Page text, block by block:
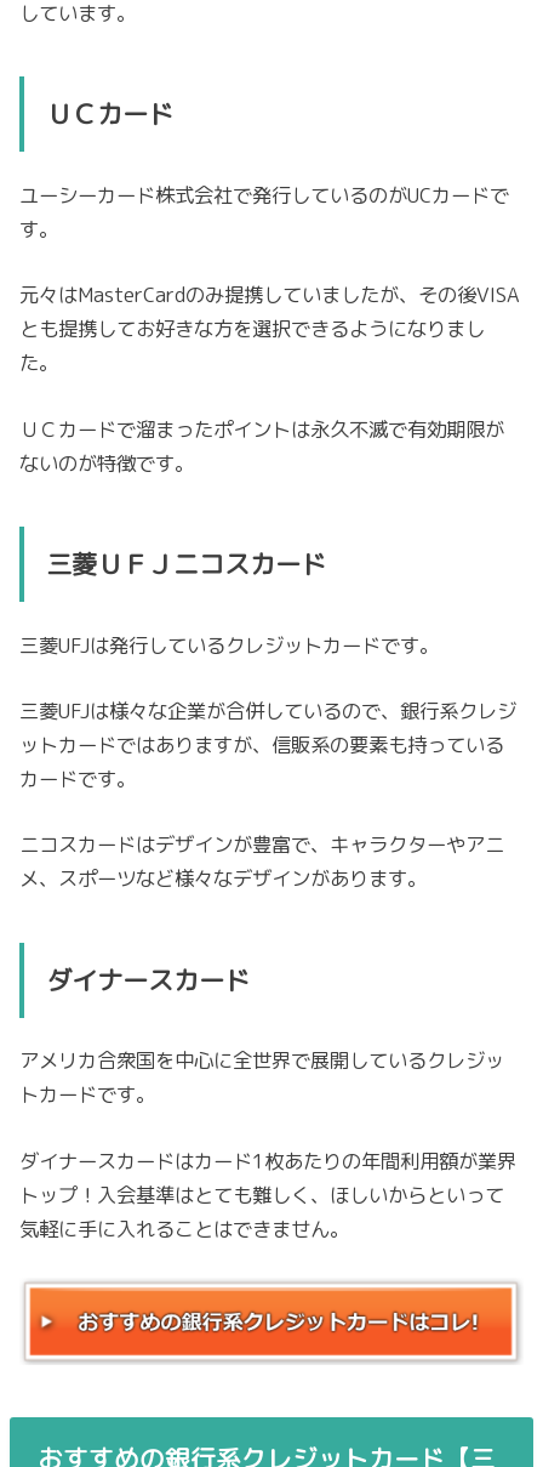
しています。
ＵＣカード
ユーシーカード株式会社で発行しているのがUCカードで
す。
元々はMasterCardのみ提携していましたが、その後VISA
とも提携してお好きな方を選択できるようになりまし
た。
ＵＣカードで溜まったポイントは永久不滅で有効期限が
ないのが特徴です。
三菱ＵＦＪニコスカード
三菱UFJは発行しているクレジットカードです。
三菱UFJは様々な企業が合併しているので、銀行系クレジ
ットカードではありますが、信販系の要素も持っている
カードです。
ニコスカードはデザインが豊富で、キャラクターやアニ
メ、スポーツなど様々なデザインがあります。
ダイナースカード
アメリカ合衆国を中心に全世界で展開しているクレジッ
トカードです。
ダイナースカードはカード1枚あたりの年間利用額が業界
トップ！入会基準はとても難しく、ほしいからといって
気軽に手に入れることはできません。
おすすめの銀行系クレジットカード【三